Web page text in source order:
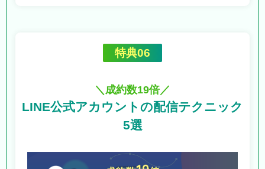
特典06
＼成約数19倍／
LINE公式アカウントの配信テクニック
5選